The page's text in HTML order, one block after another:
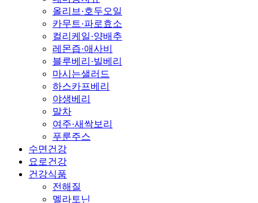
올리브·호두오일
카무트·파로효소
컬리케일·양배추
레몬즙·애사비
블루베리·빌베리
마시는샐러드
하스카프베리
야생베리
말차
여주·새싹보리
푸룬주스
수면건강
요로건강
건강식품
전해질
멜라토닌